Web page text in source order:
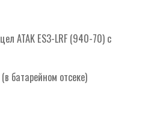
ATAK ES3-LRF (940-70) с
батарейном отсеке)